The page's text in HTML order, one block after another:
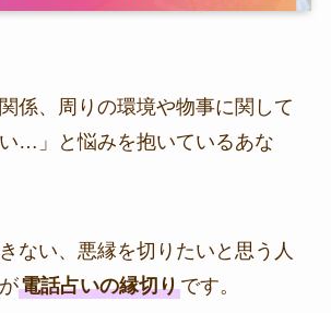
係、周りの環境や物事に関して
い…」と悩みを抱いているあな
ない、悪縁を切りたいと思う人
電話占いの縁切りです。